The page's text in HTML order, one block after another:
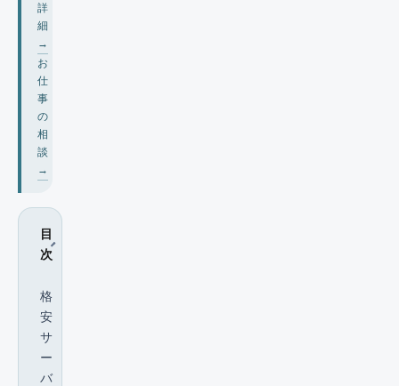
詳
細
→
お
仕
事
の
相
談
→
目
次
格
安
サ
ー
バ